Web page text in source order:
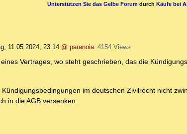
Unterstützen Sie das Gelbe Forum durch Käufe bei
11.05.2024, 23:14 @ paranoia 4154 Views
Vertrages, wo steht geschrieben, das die
im deutschen Zivilrecht nicht
in die AGB versenken.